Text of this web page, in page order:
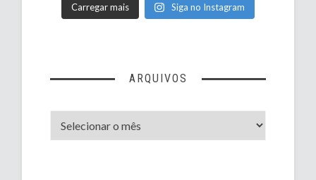
Carregar mais Siga no Instagram
ARQUIVOS